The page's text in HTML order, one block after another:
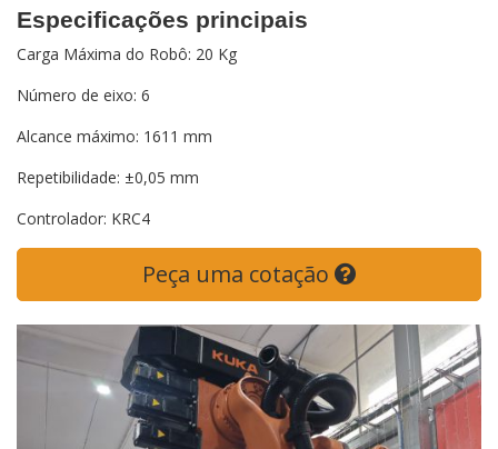
Especificações principais
Carga Máxima do Robô: 20 Kg
Número de eixo: 6
Alcance máximo: 1611 mm
Repetibilidade: ±0,05 mm
Controlador: KRC4
Peça uma cotação